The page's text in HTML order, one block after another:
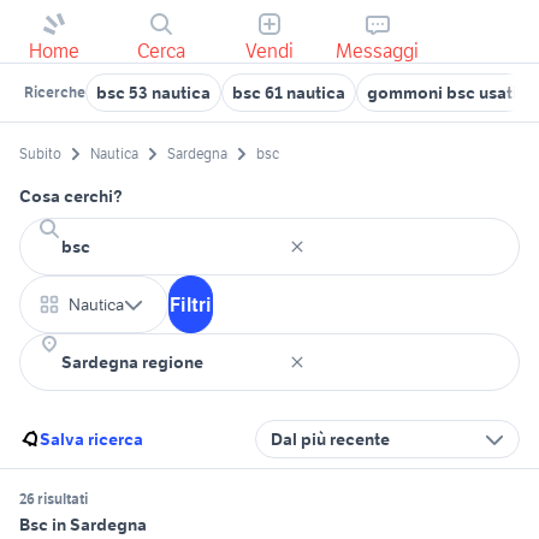
Home Cerca Vendi Messaggi
Ricerche bsc 53 nautica bsc 61 nautica gommoni bsc usati
Subito Nautica Sardegna bsc
Cosa cerchi?
Nautica Filtri
Salva ricerca Dal più recente
26 risultati
Bsc in Sardegna